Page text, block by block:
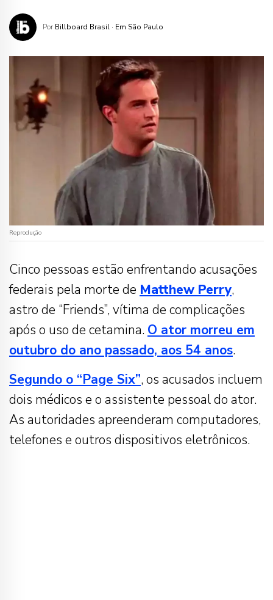
Por Billboard Brasil · Em São Paulo
Reprodução
Cinco pessoas estão enfrentando acusações
federais pela morte de Matthew Perry,
astro de “Friends”, vítima de complicações
após o uso de cetamina. O ator morreu em
outubro do ano passado, aos 54 anos.
Segundo o “Page Six”, os acusados incluem
dois médicos e o assistente pessoal do ator.
As autoridades apreenderam computadores,
telefones e outros dispositivos eletrônicos.